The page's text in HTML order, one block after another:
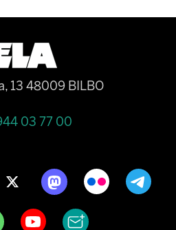
13 48009 BILBO
03 77 00